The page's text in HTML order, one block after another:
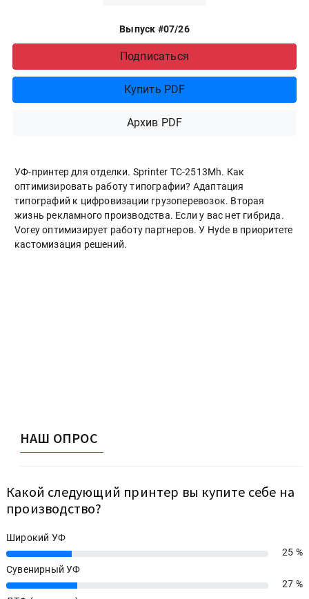
Выпуск #07/26
Подписаться
Купить PDF
Архив PDF
УФ-принтер для отделки. Sprinter ТС-2513Mh. Как
оптимизировать работу типографии? Адаптация
типографий к цифровизации грузоперевозок. Вторая
жизнь рекламного производства. Если у вас нет гибрида.
Vorey оптимизирует работу партнеров. У Hyde в приоритете
кастомизация решений.
НАШ ОПРОС
Какой следующий принтер вы купите себе на
производство?
Широкий УФ
25%
25 %
Сувенирный УФ
27%
27 %